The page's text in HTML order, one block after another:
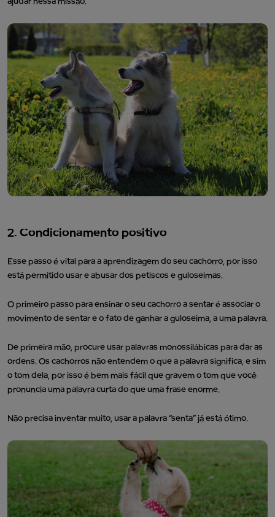
2. Condicionamento positivo
Esse passo é vital para a aprendizagem do seu cachorro, por isso
está permitido usar e abusar dos petiscos e guloseimas.
O primeiro passo para ensinar o seu cachorro a sentar é associar o
movimento de sentar e o fato de ganhar a guloseima, a uma palavra.
De primeira mão, procure usar palavras monossilábicas para dar as
ordens. Os cachorros não entendem o que a palavra significa, e sim
o tom dela, por isso é bem mais fácil que gravem o tom que você
pronuncia uma palavra curta do que uma frase enorme.
Não precisa inventar muito, usar a palavra “senta” já está ótimo.